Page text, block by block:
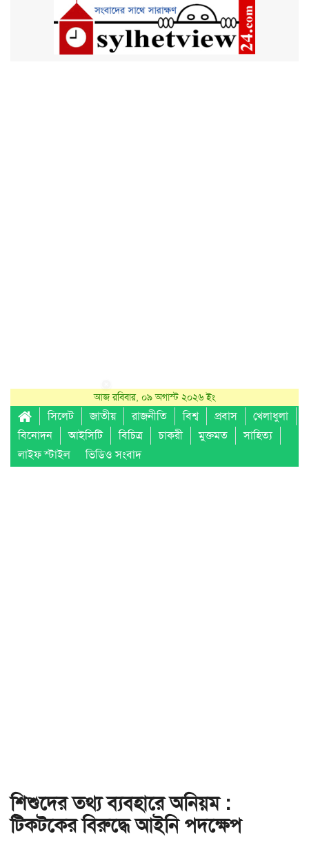
আজ রবিবার, ০৯ অগাস্ট ২০২৬ ইং
সিলেট জাতীয় রাজনীতি বিশ্ব প্রবাস
খেলাধুলা
বিনোদন
আইসিটি বিচিত্র চাকরী মুক্তমত
সাহিত্য
লাইফ স্টাইল
ভিডিও সংবাদ
শিশুদের তথ্য ব্যবহারে অনিয়ম :
টিকটকের বিরুদ্ধে আইনি পদক্ষেপ